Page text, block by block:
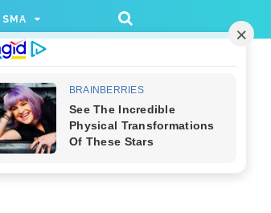
'div-gpt-ad-1733174991559-
SMA